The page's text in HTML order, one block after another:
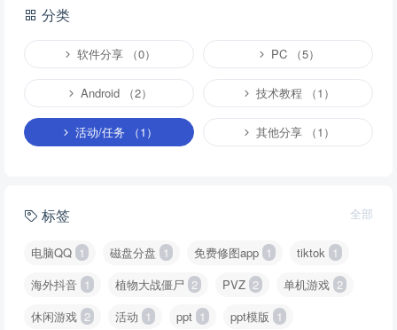
分类
软件分享 （0） PC （5）
Android （2） 技术教程 （1）
活动/任务 （1） 其他分享 （1）
标签 全部
电脑QQ 1 磁盘分盘 1 免费修图app 1 tiktok 1
海外抖音 1 植物大战僵尸 2 PVZ 2 单机游戏 2
休闲游戏 2 活动 1 ppt 1 ppt模版 1